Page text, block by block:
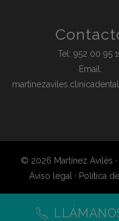
Tel: 952 00 95
Email:
© 2026 Martínez Avilés
Aviso legal
· Política